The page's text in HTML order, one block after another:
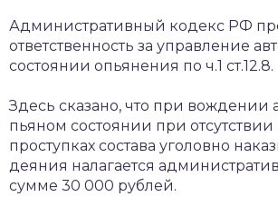
Административный кодекс РФ
ответственность за управление
состоянии опьянения по ч.1 ст.12.8.
Здесь сказано, что при вождении
пьяном состоянии при
проступках состава уголовно
деяния налагается
сумме 30 000 рублей.